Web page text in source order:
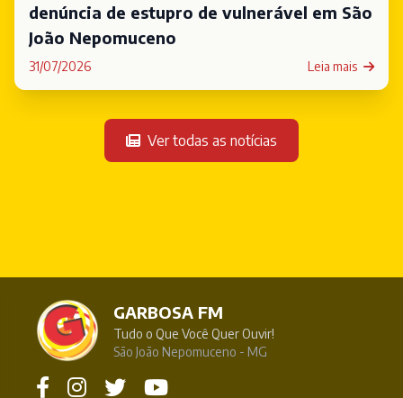
denúncia de estupro de vulnerável em São
João Nepomuceno
31/07/2026 Leia mais
Ver todas as notícias
GARBOSA FM
Tudo o Que Você Quer Ouvir!
São João Nepomuceno - MG